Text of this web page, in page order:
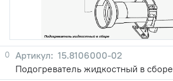
0
15.8106000-02
Подогреватель жидкостный в сборе